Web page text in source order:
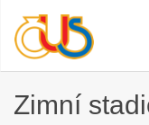
Zimní